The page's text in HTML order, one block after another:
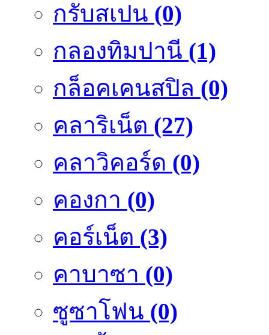
กรับสเปน (0)
กลองทิมปานี (1)
กล็อคเคนสปิล (0)
คลาริเน็ต (27)
คลาวิคอร์ด (0)
คองกา (0)
คอร์เน็ต (3)
คาบาซา (0)
ซูซาโฟน (0)